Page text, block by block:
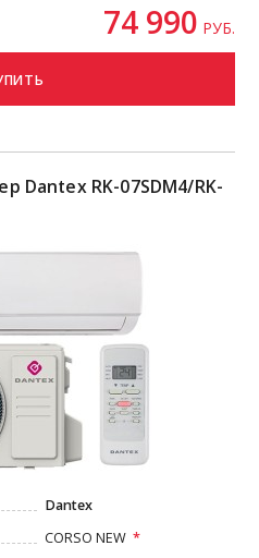
74 990 РУБ.
Dantex RK-07SDM4/RK-
Dantex
CORSO NEW